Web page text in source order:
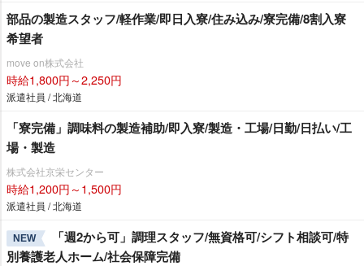
部品の製造スタッフ/軽作業/即日入寮/住み込み/寮完備/8割入寮
希望者
move on株式会社
時給1,800円～2,250円
派遣社員 / 北海道
「寮完備」調味料の製造補助/即入寮/製造・工場/日勤/日払い/工
場・製造
株式会社京栄センター
時給1,200円～1,500円
派遣社員 / 北海道
NEW
「週2から可」調理スタッフ/無資格可/シフト相談可/特
別養護老人ホーム/社会保障完備